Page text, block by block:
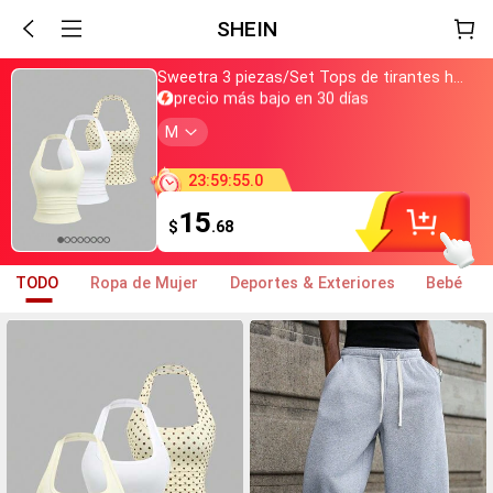
SHEIN
Acabo de comprar
precio más bajo en 30 días
Casi agotado
+800 lo han añadido a la cesta
precio más bajo en 30 días
Casi agotado
+800 lo han añadido a la cesta
M
23:59:53.9
$15.68
TODO Ropa de Mujer Deportes & Exteriores Bebé